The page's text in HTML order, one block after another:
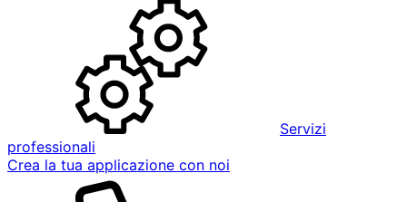
Servizi
professionali
Crea la tua applicazione con noi